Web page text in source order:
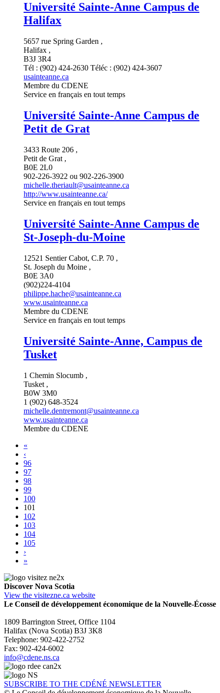
Université Sainte-Anne Campus de
Halifax
5657 rue Spring Garden ,
Halifax ,
B3J 3R4
Tél : (902) 424-2630 Téléc : (902) 424-3607
usainteanne.ca
Membre du CDENE
Service en français en tout temps
Université Sainte-Anne Campus de
Petit de Grat
3433 Route 206 ,
Petit de Grat ,
B0E 2L0
902-226-3922 ou 902-226-3900
michelle.theriault@usainteanne.ca
http://www.usainteanne.ca/
Service en français en tout temps
Université Sainte-Anne Campus de
St-Joseph-du-Moine
12521 Sentier Cabot, C.P. 70 ,
St. Joseph du Moine ,
B0E 3A0
(902)224-4104
philippe.hache@usainteanne.ca
www.usainteanne.ca
Membre du CDENE
Service en français en tout temps
Université Sainte-Anne, Campus de
Tusket
1 Chemin Slocumb ,
Tusket ,
B0W 3M0
1 (902) 648-3524
michelle.dentremont@usainteanne.ca
www.usainteanne.ca
Membre du CDENE
«
‹
96
97
98
99
100
101
102
103
104
105
›
»
Discover Nova Scotia
View the visitezne.ca website
Le Conseil de développement économique de la Nouvelle-Écosse
1809 Barrington Street, Office 1104
Halifax (Nova Scotia) B3J 3K8
Telephone: 902-422-2752
Fax: 902-424-6002
info@cdene.ns.ca
SUBSCRIBE TO THE CDÉNÉ NEWSLETTER